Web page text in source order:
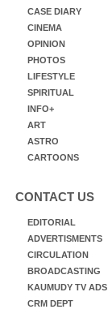
CASE DIARY
CINEMA
OPINION
PHOTOS
LIFESTYLE
SPIRITUAL
INFO+
ART
ASTRO
CARTOONS
CONTACT US
EDITORIAL
ADVERTISMENTS
CIRCULATION
BROADCASTING
KAUMUDY TV ADS
CRM DEPT